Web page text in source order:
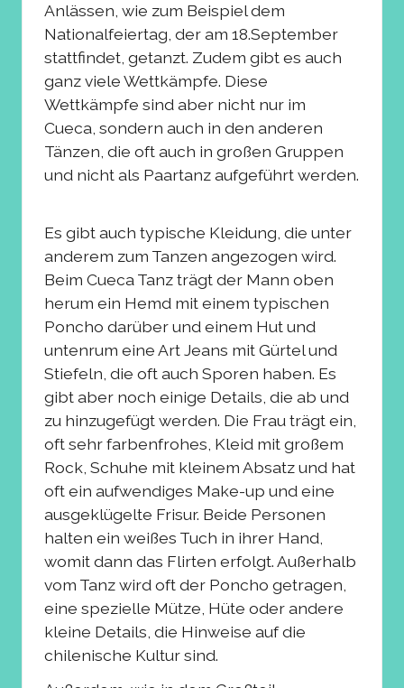
Anlässen, wie zum Beispiel dem
Nationalfeiertag, der am 18.September
stattfindet, getanzt. Zudem gibt es auch
ganz viele Wettkämpfe. Diese
Wettkämpfe sind aber nicht nur im
Cueca, sondern auch in den anderen
Tänzen, die oft auch in großen Gruppen
und nicht als Paartanz aufgeführt werden.
Es gibt auch typische Kleidung, die unter
anderem zum Tanzen angezogen wird.
Beim Cueca Tanz trägt der Mann oben
herum ein Hemd mit einem typischen
Poncho darüber und einem Hut und
untenrum eine Art Jeans mit Gürtel und
Stiefeln, die oft auch Sporen haben. Es
gibt aber noch einige Details, die ab und
zu hinzugefügt werden. Die Frau trägt ein,
oft sehr farbenfrohes, Kleid mit großem
Rock, Schuhe mit kleinem Absatz und hat
oft ein aufwendiges Make-up und eine
ausgeklügelte Frisur. Beide Personen
halten ein weißes Tuch in ihrer Hand,
womit dann das Flirten erfolgt. Außerhalb
vom Tanz wird oft der Poncho getragen,
eine spezielle Mütze, Hüte oder andere
kleine Details, die Hinweise auf die
chilenische Kultur sind.